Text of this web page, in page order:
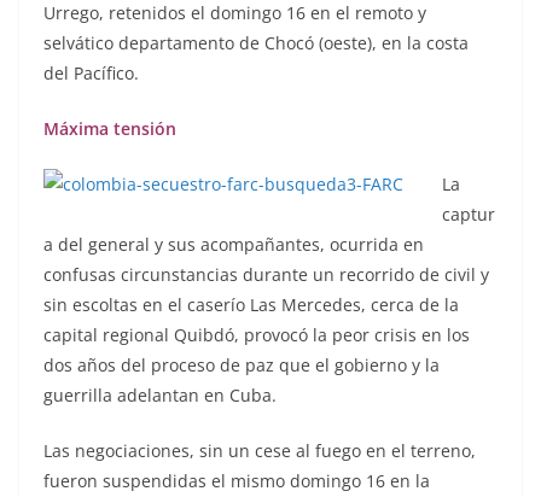
Urrego, retenidos el domingo 16 en el remoto y
selvático departamento de Chocó (oeste), en la costa
del Pacífico.
Máxima tensión
La
captur
a del general y sus acompañantes, ocurrida en
confusas circunstancias durante un recorrido de civil y
sin escoltas en el caserío Las Mercedes, cerca de la
capital regional Quibdó, provocó la peor crisis en los
dos años del proceso de paz que el gobierno y la
guerrilla adelantan en Cuba.
Las negociaciones, sin un cese al fuego en el terreno,
fueron suspendidas el mismo domingo 16 en la